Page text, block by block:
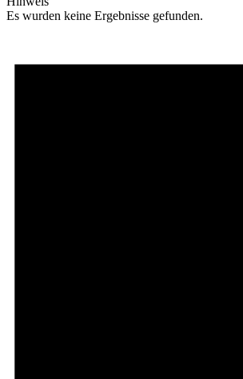
Es wurden keine Ergebnisse gefunden.